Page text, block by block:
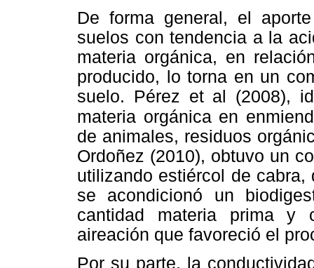
De forma general, el
suelos con tendencia a la
materia orgánica, en
producido, lo torna en un
suelo. Pérez et al (2008),
materia orgánica en
de animales, residuos
Ordoñez (2010), obtuvo un
utilizando estiércol de
se acondicionó un
cantidad materia prima y
aireación que favoreció el
Por su parte, la